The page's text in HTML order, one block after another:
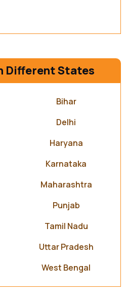
Different States
Bihar
Delhi
Haryana
Karnataka
Maharashtra
Punjab
Tamil Nadu
Uttar Pradesh
West Bengal